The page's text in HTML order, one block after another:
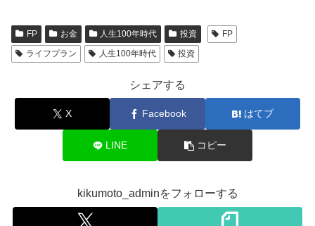
FP お金 人生100年時代 投資
FP
ライフプラン
人生100年時代 投資
シェアする
X Facebook はてブ
LINE コピー
kikumoto_adminをフォローする